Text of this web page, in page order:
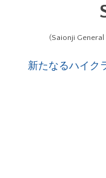
(Saionji
新たなるハイク